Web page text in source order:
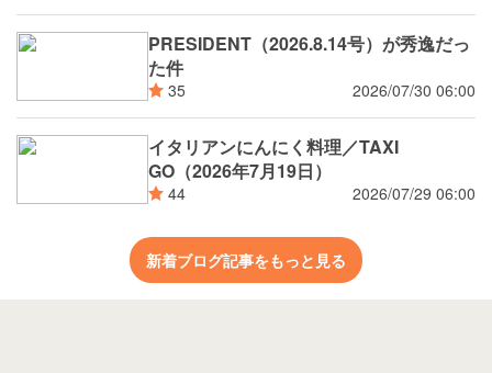
PRESIDENT（2026.8.14号）が秀逸だっ
た件
35 2026/07/30 06:00
イタリアンにんにく料理／TAXI
GO（2026年7月19日）
44 2026/07/29 06:00
新着ブログ記事をもっと見る